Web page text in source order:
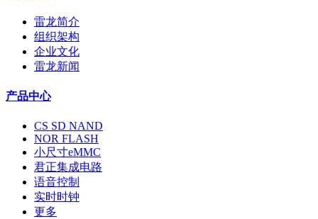
雷龙简介
组织架构
企业文化
雷龙新闻
产品中心
CS SD NAND
NOR FLASH
小尺寸eMMC
君正集成电路
语音控制
实时时钟
更多